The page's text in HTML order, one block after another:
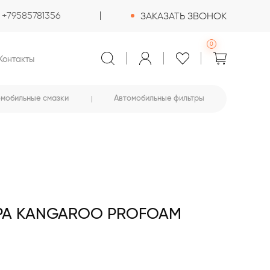
+79585781356 ЗАКАЗАТЬ ЗВОНОК
0
смазки Автомобильные фильтры
PROFOAM